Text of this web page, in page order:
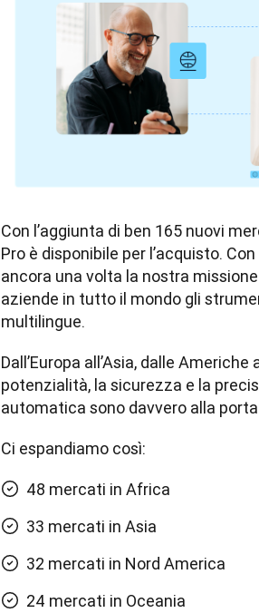
Con l’aggiunta di ben 165 nuovi
Pro è disponibile per l’acquisto.
ancora una volta la nostra
aziende in tutto il mondo gli
multilingue.
Dall’Europa all’Asia, dalle
potenzialità, la sicurezza e la
automatica sono davvero alla
Ci espandiamo così:
48 mercati in Africa
33 mercati in Asia
32 mercati in Nord America
24 mercati in Oceania